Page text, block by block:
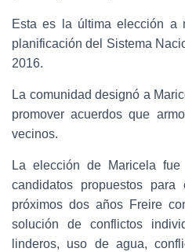
Esta es la última elección a
planificación del Sistema
2016.
La comunidad designó a
promover acuerdos que
vecinos.
La elección de Maricela
candidatos propuestos
próximos dos años Freire
solución de conflictos
linderos, uso de agua,